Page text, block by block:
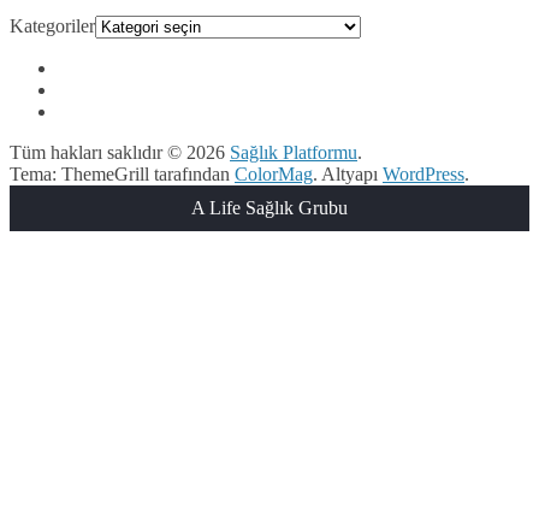
Kategoriler
Tüm hakları saklıdır © 2026 Sağlık Platformu.
Tema: ThemeGrill tarafından ColorMag. Altyapı WordPress.
A Life Sağlık Grubu